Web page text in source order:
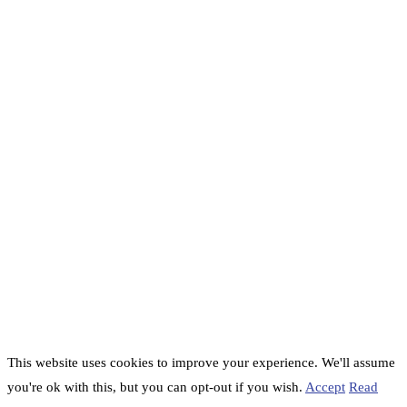
This website uses cookies to improve your experience. We'll assume
you're ok with this, but you can opt-out if you wish. Accept Read